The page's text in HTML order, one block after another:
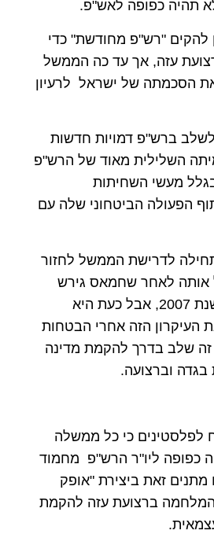
תהיה כפופה לאש"פ.
להקים "רש"פ מחודשת" כדי
עזה, אך עד כה הממשל
הסכמתה של ישראל לרעיון
ברש"פ דמויות חדשות
השלילית מאוד של הרש"פ
מעשי השחיתות
הפעולה הביטחוני שלה עם
לדרישת הממשל לחזור
אותה לאחר שחמאס גירש
אותה מהרצועה בשנת 2007, אבל כעת היא
העיקרון הזה אחרי הבטחות
זה שלב בדרך להקמת מדינה
וברצועה.
לפלסטינים כי כל ממשלה
כפופה ליו"ר הרש"פ מחמוד
זאת ביצירת "אופק
המלחמה ברצועת עזה להקמת